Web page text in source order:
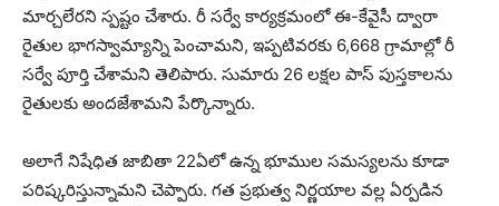
మార్చలేరని స్పష్టం చేశారు. రీ సర్వే కార్యక్రమంలో ఈ-కేవైసీ ద్వారా
రైతుల భాగస్వామ్యాన్ని పెంచామని, ఇప్పటివరకు 6,668 గ్రామాల్లో రీ
సర్వే పూర్తి చేశామని తెలిపారు. సుమారు 26 లక్షల పాస్ పుస్తకాలను
రైతులకు అందజేశామని పేర్కొన్నారు.
అలాగే నిషేధిత జాబితా 22ఏలో ఉన్న భూముల సమస్యలను కూడా
పరిష్కరిస్తున్నామని చెప్పారు. గత ప్రభుత్వ నిర్ణయాల వల్ల ఏర్పడిన